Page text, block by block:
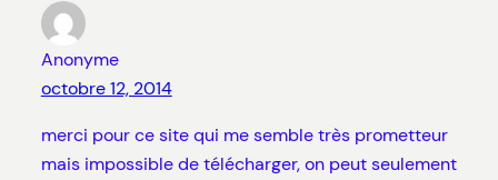
Anonyme
octobre 12, 2014
merci pour ce site qui me semble très prometteur
mais impossible de télécharger, on peut seulement